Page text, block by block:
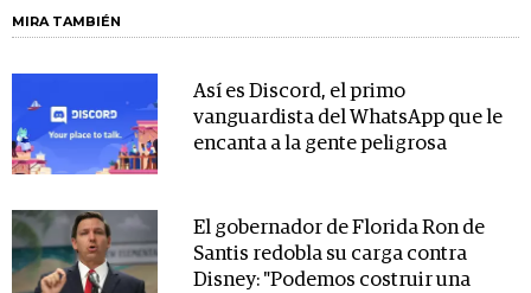
MIRA TAMBIÉN
Así es Discord, el primo
vanguardista del WhatsApp que le
encanta a la gente peligrosa
El gobernador de Florida Ron de
Santis redobla su carga contra
Disney: "Podemos costruir una